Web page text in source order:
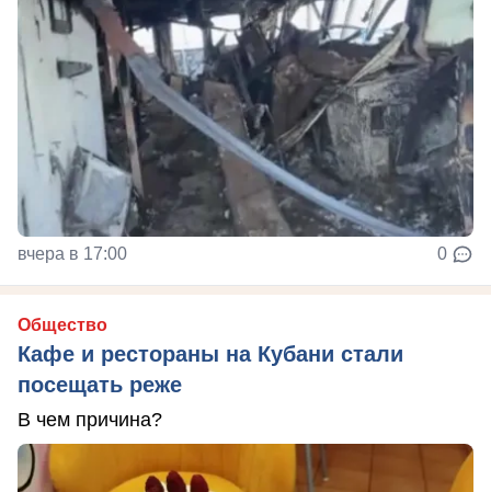
вчера в 17:00 0
Общество
Кафе и рестораны на Кубани стали
посещать реже
В чем причина?